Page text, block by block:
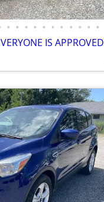
• • • • • • • • • • •
IS APPROVED